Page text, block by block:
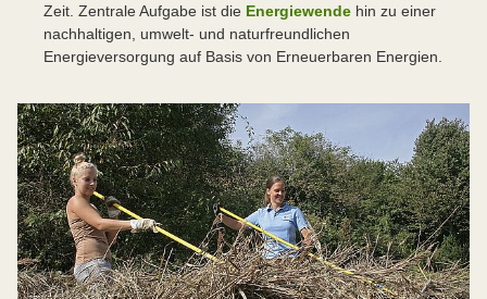
Zeit. Zentrale Aufgabe ist die Energiewende hin zu einer
nachhaltigen, umwelt- und naturfreundlichen
Energieversorgung auf Basis von Erneuerbaren Energien.